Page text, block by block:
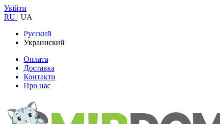
Увійти
RU | UA
Русский
Украинский
Оплата
Доставка
Контакти
Про нас